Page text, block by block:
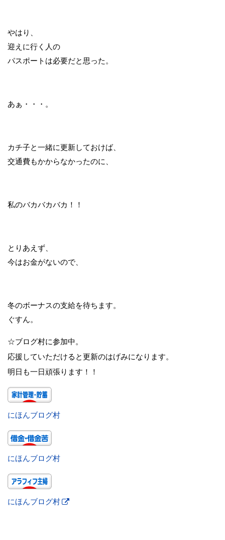
やはり、
迎えに行く人の
パスポートは必要だと思った。
あぁ・・・。
カチ子と一緒に更新しておけば、
交通費もかからなかったのに、
私のバカバカバカ！！
とりあえず、
今はお金がないので、
冬のボーナスの支給を待ちます。
ぐすん。
☆ブログ村に参加中。
応援していただけると更新のはげみになります。
明日も一日頑張ります！！
にほんブログ村
にほんブログ村
にほんブログ村